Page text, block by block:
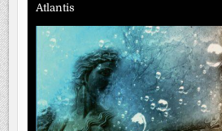
Atlantis